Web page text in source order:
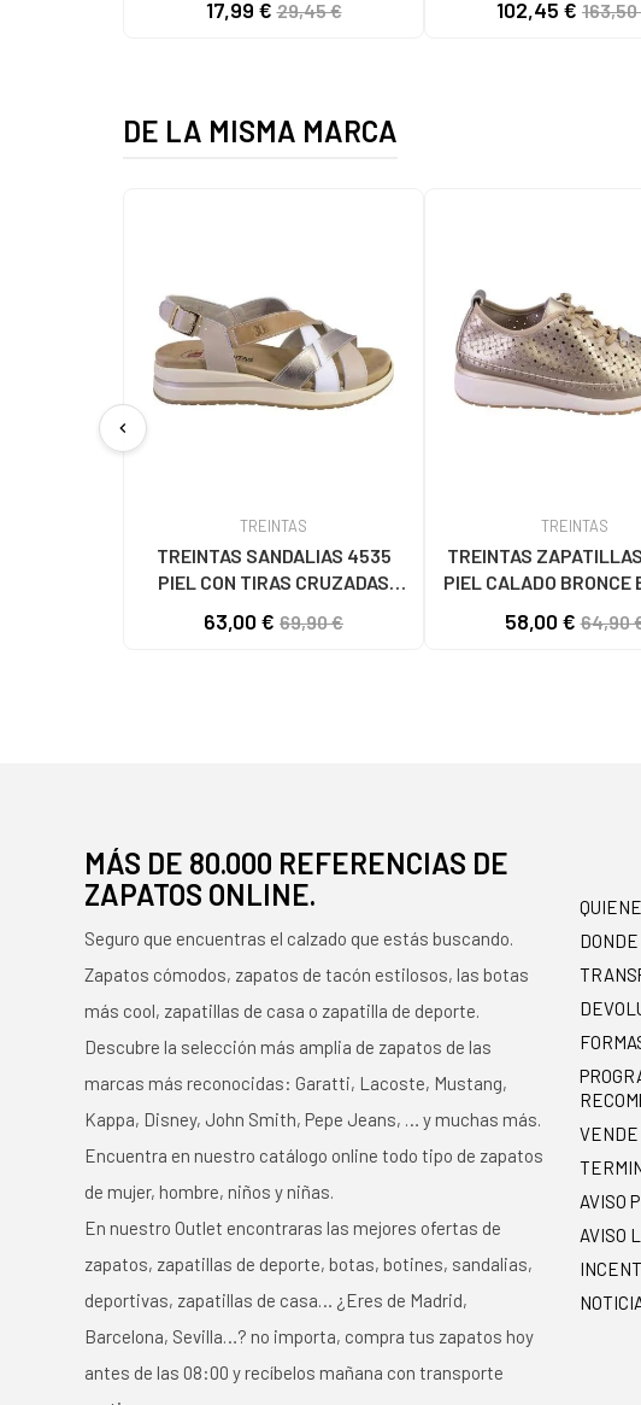
17,99 €29,45 € 102,45 €
DE LA MISMA MARCA
chevron_left
TREINTAS
TREINTAS SANDALIAS 4535
PIEL CON TIRAS CRUZADAS
63,00 € 69,90 €
TREINTAS
TREINTAS
PIEL CALADO BRONCE
58,00 €64,90
MÁS DE 80.000 REFERENCIAS DE
ZAPATOS ONLINE.
Seguro que encuentras el calzado que estás buscando.
Zapatos cómodos, zapatos de tacón estilosos, las botas
más cool, zapatillas de casa o zapatilla de deporte.
Descubre la selección más amplia de zapatos de las
marcas más reconocidas: Garatti, Lacoste, Mustang,
Kappa, Disney, John Smith, Pepe Jeans, … y muchas más.
Encuentra en nuestro catálogo online todo tipo de zapatos
de mujer, hombre, niños y niñas.
En nuestro Outlet encontraras las mejores ofertas de
zapatos, zapatillas de deporte, botas, botines, sandalias,
deportivas, zapatillas de casa… ¿Eres de Madrid,
Barcelona, Sevilla…? no importa, compra tus zapatos hoy
antes de las 08:00 y recíbelos mañana con transporte
VENDE
AVISO
AVISO